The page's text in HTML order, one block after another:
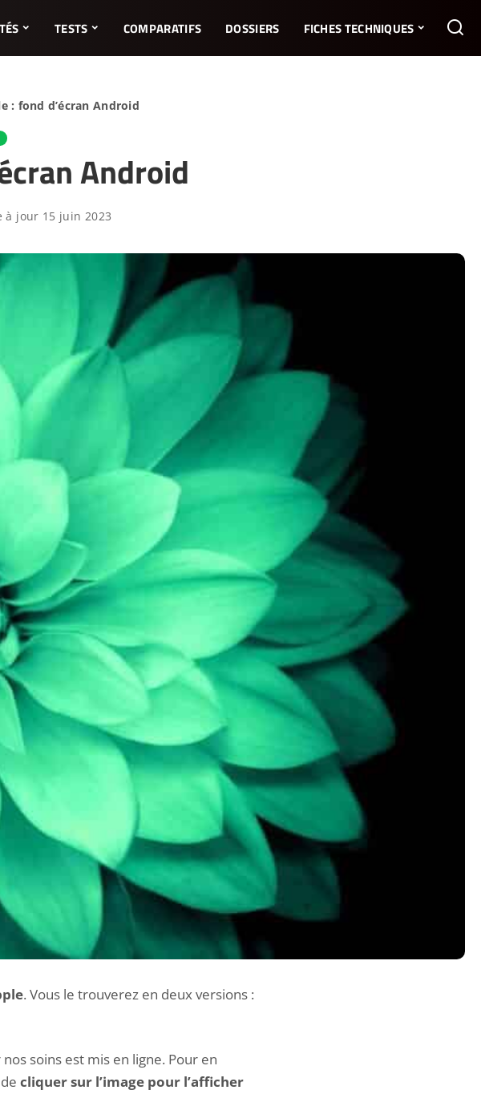
TESTS COMPARATIFS DOSSIERS FICHES TECHNIQUES
: fond d’écran Android
Android
à jour 15 juin 2023
. Vous le trouverez en deux versions :
soins est mis en ligne. Pour en
cliquer sur l’image pour l’afficher